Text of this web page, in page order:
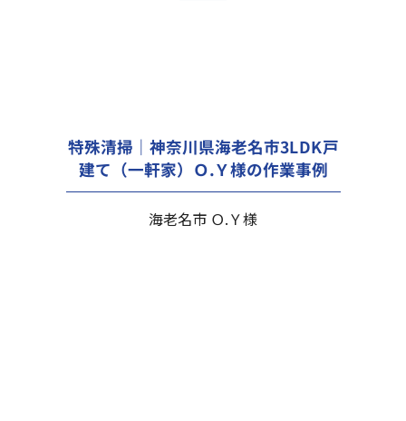
特殊清掃｜神奈川県海老名市3LDK戸
建て（一軒家）Ｏ.Ｙ様の作業事例
海老名市 Ｏ.Ｙ様